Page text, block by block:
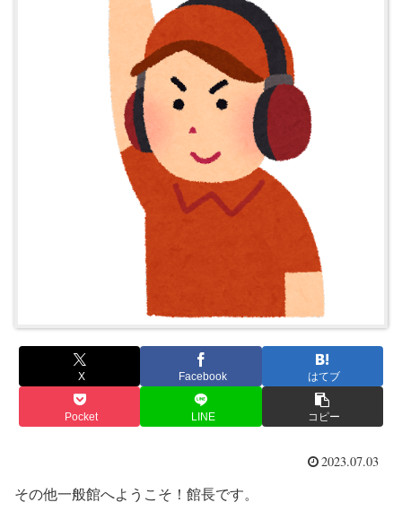
X Facebook はてブ
Pocket LINE コピー
2023.07.03
その他一般館へようこそ！館長です。